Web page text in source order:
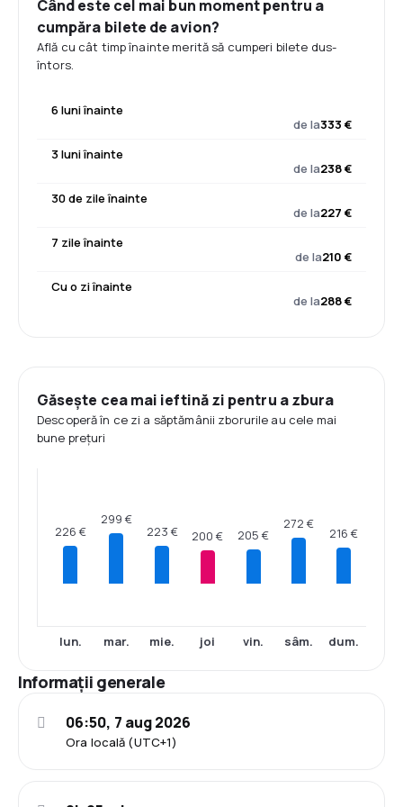
Când este cel mai bun moment pentru a
cumpăra bilete de avion?
Află cu cât timp înainte merită să cumperi bilete dus-
întors.
6 luni înainte
de la333 €
3 luni înainte
de la238 €
30 de zile înainte
de la227 €
7 zile înainte
de la210 €
Cu o zi înainte
de la288 €
Găsește cea mai ieftină zi pentru a zbura
Descoperă în ce zi a săptămânii zborurile au cele mai
bune prețuri
226 €
lun.
299 €
mar.
223 €
mie.
200 €
joi
205 €
vin.
272 €
sâm.
216 €
dum.
Informații generale
Ora locală (UTC+1)
06:50, 7 aug 2026